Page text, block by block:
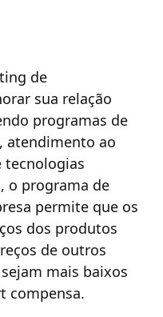
de
sua relação
programas de
atendimento ao
tecnologias
o programa de
permite que os
dos produtos
de outros
mais baixos
compensa.